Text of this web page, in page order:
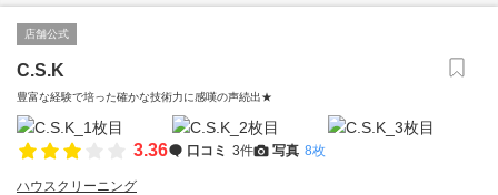
店舗公式
C.S.K
豊富な経験で培った確かな技術力に感嘆の声続出★
3.36 口コミ 3件 写真 8枚
ハウスクリーニング